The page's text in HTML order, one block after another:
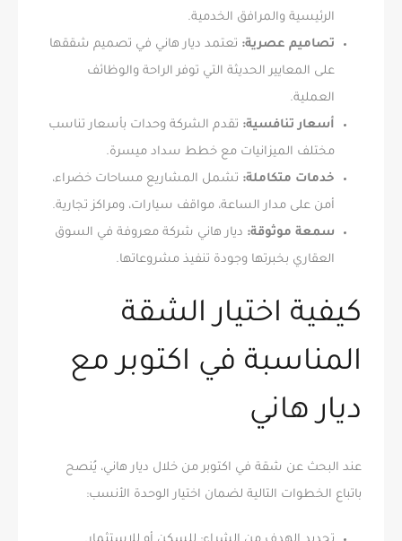
الرئيسية والمرافق الخدمية.
تصاميم عصرية: تعتمد ديار هاني في تصميم شققها
على المعايير الحديثة التي توفر الراحة والوظائف
العملية.
أسعار تنافسية: تقدم الشركة وحدات بأسعار تناسب
مختلف الميزانيات مع خطط سداد ميسرة.
خدمات متكاملة: تشمل المشاريع مساحات خضراء،
أمن على مدار الساعة، مواقف سيارات، ومراكز تجارية.
سمعة موثوقة: ديار هاني شركة معروفة في السوق
العقاري بخبرتها وجودة تنفيذ مشروعاتها.
كيفية اختيار الشقة
المناسبة في اكتوبر مع
ديار هاني
عند البحث عن شقة في اكتوبر من خلال ديار هاني، يُنصح
باتباع الخطوات التالية لضمان اختيار الوحدة الأنسب: